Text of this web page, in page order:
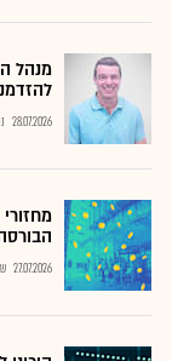
מנהל
28.07.2026
27.07.2026